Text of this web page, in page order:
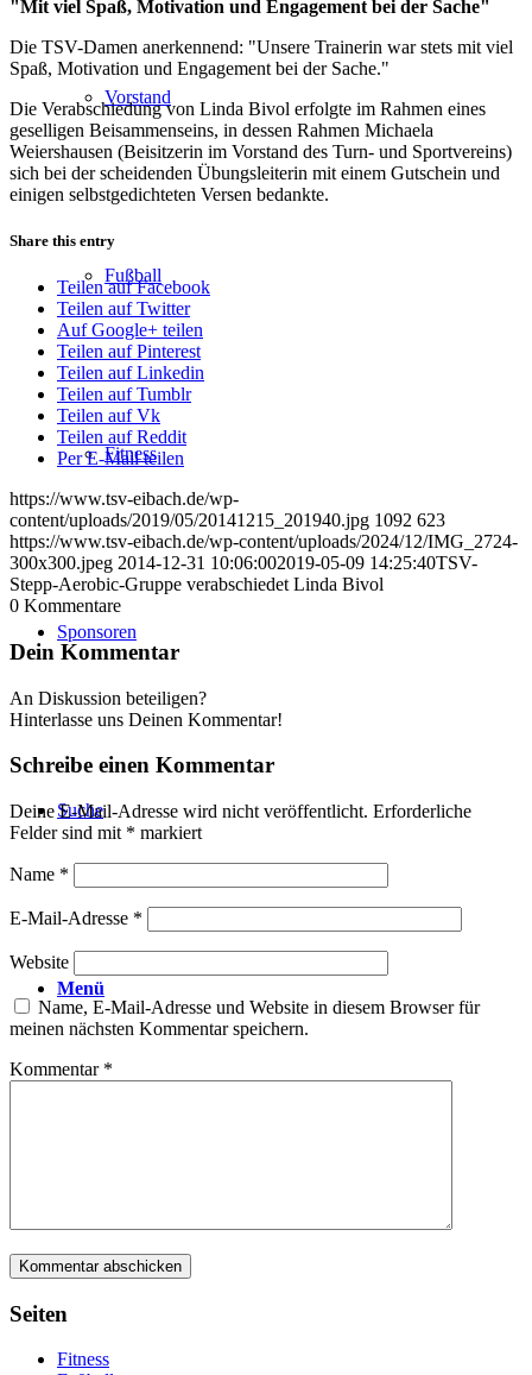
Vorstand
Fußball
Fitness
Sponsoren
Suche
Menü
"Mit viel Spaß, Motivation und Engagement bei der Sache"
Die TSV-Damen anerkennend: "Unsere Trainerin war stets mit viel
Spaß, Motivation und Engagement bei der Sache."
Die Verabschiedung von Linda Bivol erfolgte im Rahmen eines
geselligen Beisammenseins, in dessen Rahmen Michaela
Weiershausen (Beisitzerin im Vorstand des Turn- und Sportvereins)
sich bei der scheidenden Übungsleiterin mit einem Gutschein und
einigen selbstgedichteten Versen bedankte.
Share this entry
Teilen auf Facebook
Teilen auf Twitter
Auf Google+ teilen
Teilen auf Pinterest
Teilen auf Linkedin
Teilen auf Tumblr
Teilen auf Vk
Teilen auf Reddit
Per E-Mail teilen
https://www.tsv-eibach.de/wp-
content/uploads/2019/05/20141215_201940.jpg 1092 623
https://www.tsv-eibach.de/wp-content/uploads/2024/12/IMG_2724-
300x300.jpeg 2014-12-31 10:06:002019-05-09 14:25:40TSV-
Stepp-Aerobic-Gruppe verabschiedet Linda Bivol
0 Kommentare
Dein Kommentar
An Diskussion beteiligen?
Hinterlasse uns Deinen Kommentar!
Schreibe einen Kommentar
Deine E-Mail-Adresse wird nicht veröffentlicht. Erforderliche
Felder sind mit * markiert
Name *
E-Mail-Adresse *
Website
Name, E-Mail-Adresse und Website in diesem Browser für
meinen nächsten Kommentar speichern.
Kommentar *
Seiten
Fitness